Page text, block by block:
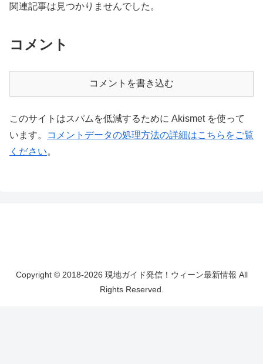
関連記事は見つかりませんでした。
コメント
コメントを書き込む
このサイトはスパムを低減するために Akismet を使って
います。
コメントデータの処理方法の詳細はこちらをご覧
ください。
Copyright © 2018-2026 現地ガイド発信！ウィーン最新情報 All
Rights Reserved.